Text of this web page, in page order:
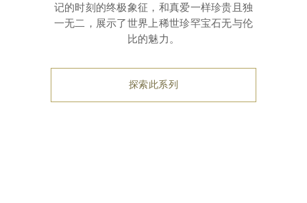
记的时刻的终极象征，和真爱一样珍贵且独
一无二，展示了世界上稀世珍罕宝石无与伦
比的魅力。
探索此系列